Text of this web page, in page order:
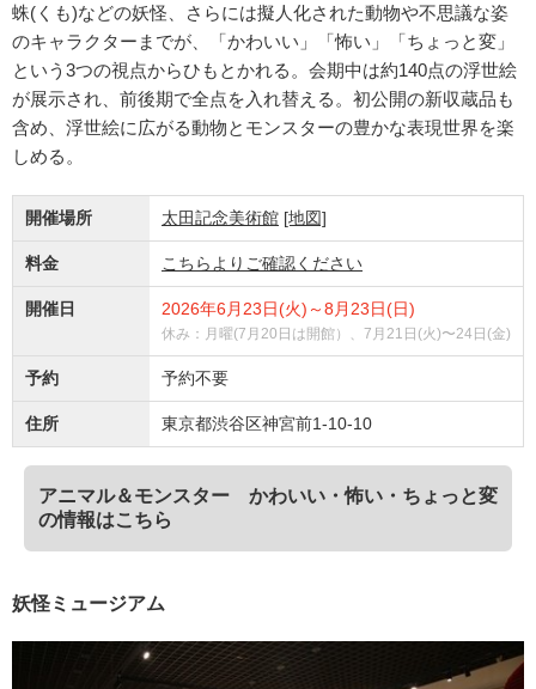
蛛(くも)などの妖怪、さらには擬人化された動物や不思議な姿
のキャラクターまでが、「かわいい」「怖い」「ちょっと変」
という3つの視点からひもとかれる。会期中は約140点の浮世絵
が展示され、前後期で全点を入れ替える。初公開の新収蔵品も
含め、浮世絵に広がる動物とモンスターの豊かな表現世界を楽
しめる。
開催場所 太田記念美術館 [地図]
料金 こちらよりご確認ください
開催日 2026年6月23日(火)～8月23日(日)
休み：月曜(7月20日は開館）、7月21日(火)〜24日(金)
予約 予約不要
住所 東京都渋谷区神宮前1-10-10
アニマル＆モンスター かわいい・怖い・ちょっと変
の情報はこちら
妖怪ミュージアム